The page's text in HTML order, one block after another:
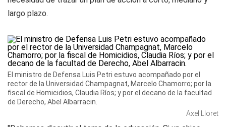
largo plazo.
El ministro de Defensa Luis Petri estuvo acompañado por el
rector de la Universidad Champagnat, Marcelo Chamorro; por la
fiscal de Homicidios, Claudia Ríos; y por el decano de la facultad
de Derecho, Abel Albarracin.
Axel Lloret